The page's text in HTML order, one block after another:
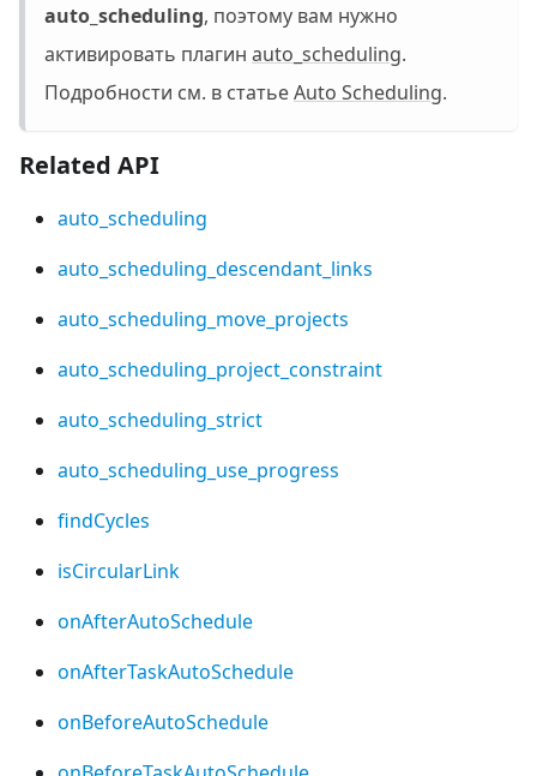
auto_scheduling, поэтому вам нужно
активировать плагин auto_scheduling.
Подробности см. в статьеAuto Scheduling.
Related API
auto_scheduling
auto_scheduling_descendant_links
auto_scheduling_move_projects
auto_scheduling_project_constraint
auto_scheduling_strict
auto_scheduling_use_progress
findCycles
isCircularLink
onAfterAutoSchedule
onAfterTaskAutoSchedule
onBeforeAutoSchedule